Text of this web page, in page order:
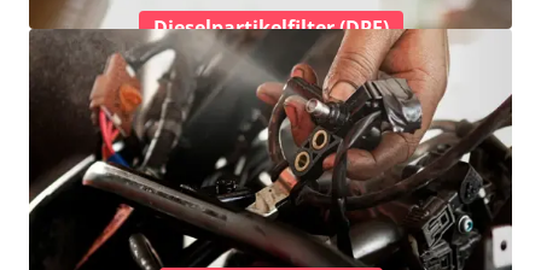
Dieselpartikelfilter (DPF)